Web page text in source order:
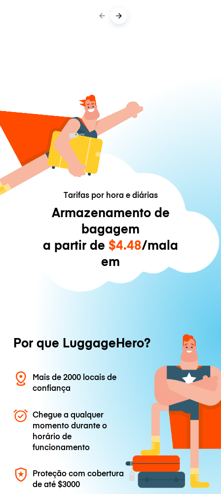
Tarifas por hora e diárias
Armazenamento de
bagagem
a partir de $4.48/mala
em
Por que LuggageHero?
Mais de 2000 locais de
confiança
Chegue a qualquer
momento durante o
horário de
funcionamento
Proteção com cobertura
de até$3000